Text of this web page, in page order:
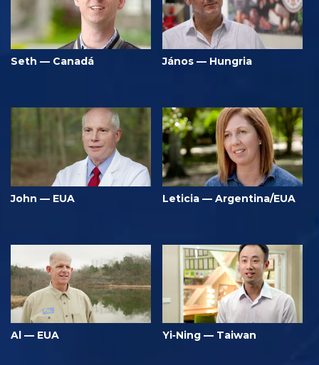
Seth — Canadá János — Hungria
John — EUA Leticia — Argentina/EUA
Al — EUA Yi‑Ning — Taiwan